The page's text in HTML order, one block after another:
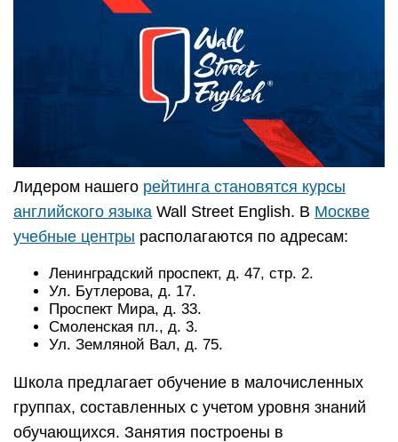
Лидером нашего рейтинга становятся курсы
английского языка Wall Street English. В Москве
учебные центры располагаются по адресам:
Ленинградский проспект, д. 47, стр. 2.
Ул. Бутлерова, д. 17.
Проспект Мира, д. 33.
Смоленская пл., д. 3.
Ул. Земляной Вал, д. 75.
Школа предлагает обучение в малочисленных
группах, составленных с учетом уровня знаний
обучающихся. Занятия построены в